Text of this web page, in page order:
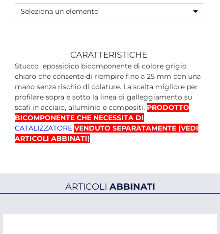
Seleziona un elemento
CARATTERISTICHE
Stucco epossidico bicomponente di colore grigio
chiaro che consente di riempire fino a 25 mm con una
mano senza rischio di colature. La scelta migliore per
profilare sopra e sotto la linea di galleggiamento su
scafi in acciaio, alluminio e compositi. PRODOTTO
BICOMPONENTE CHE NECESSITA DI
CATALIZZATORE VENDUTO SEPARATAMENTE (VEDI
ARTICOLI ABBINATI)
ARTICOLI ABBINATI